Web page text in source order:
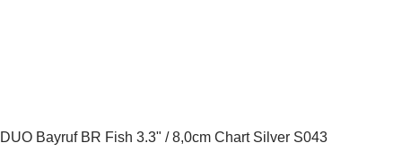
DUO Bayruf BR Fish 3.3" / 8,0cm Chart Silver S043